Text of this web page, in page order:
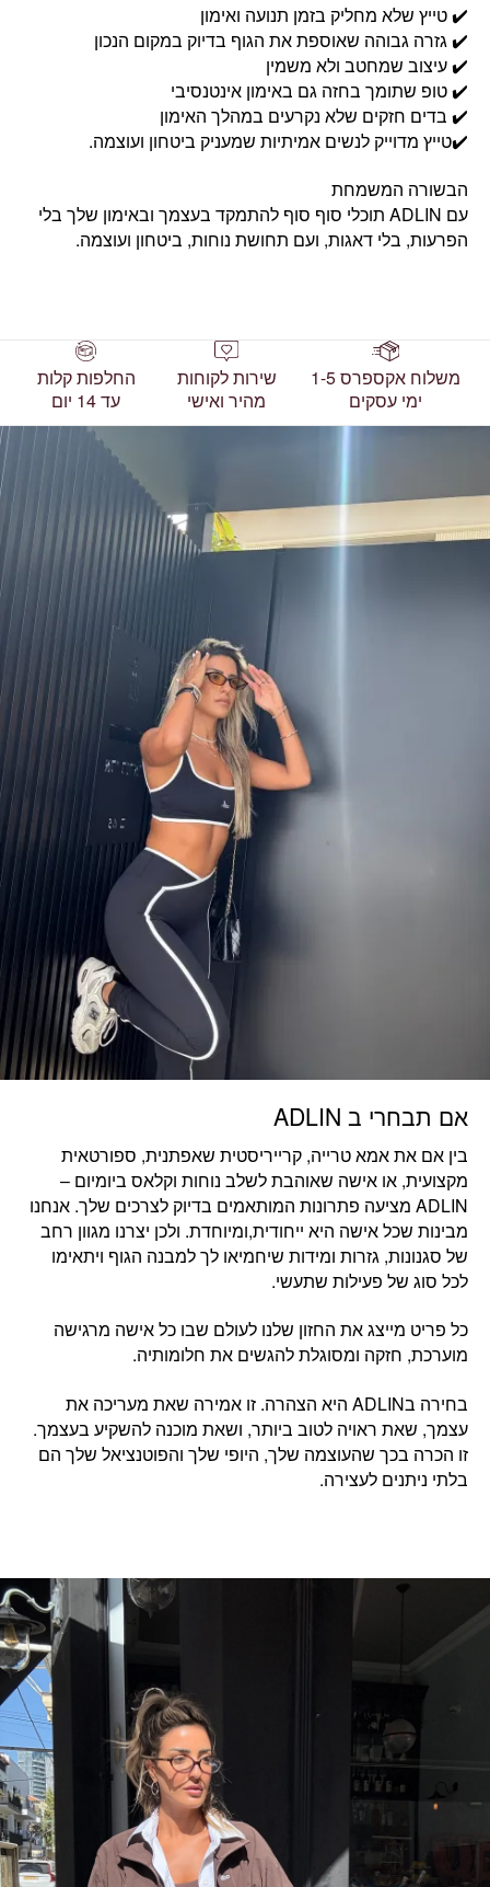
✔️ טייץ שלא מחליק בזמן תנועה ואימון
✔️ גזרה גבוהה שאוספת את הגוף בדיוק במקום הנכון
✔️ עיצוב שמחטב ולא משמין
✔️ טופ שתומך בחזה גם באימון אינטנסיבי
✔️ בדים חזקים שלא נקרעים במהלך האימון
✔️טייץ מדוייק לנשים אמיתיות שמעניק ביטחון ועוצמה.
הבשורה המשמחת
עם ADLIN תוכלי סוף סוף להתמקד בעצמך ובאימון שלך בלי
הפרעות, בלי דאגות, ועם תחושת נוחות, ביטחון ועוצמה.
משלוח אקספרס 1-5
ימי עסקים
שירות לקוחות
מהיר ואישי
החלפות קלות
עד 14 יום
אם תבחרי ב ADLIN
בין אם אתאמא טרייה, קרייריסטית שאפתנית, ספורטאית
מקצועית, או אישה שאוהבת לשלב נוחות וקלאס ביומיום –
ADLIN מציעה פתרונות המותאמים בדיוק לצרכים שלך. אנחנו
מבינות שכל אישה היא ייחודית,ומיוחדת. ולכן יצרנו מגוון רחב
של סגנונות, גזרות ומידות שיחמיאו לך למבנה הגוף ויתאימו
לכל סוג של פעילות שתעשי.
כל פריט מייצג את החזון שלנו לעולם שבו כל אישה מרגישה
מוערכת, חזקה ומסוגלת להגשים את חלומותיה.
בחירה בADLIN היא הצהרה. זו
אמירה שאת מעריכה את
עצמך, שאת ראויה לטוב ביותר, ושאת מוכנה להשקיע בעצמך.
זו הכרה בכך שהעוצמה שלך, היופי שלך והפוטנציאל שלך הם
בלתי ניתנים לעצירה.